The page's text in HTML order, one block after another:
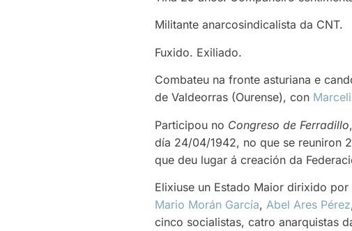
Militante anarcosindicalista da CNT.
Fuxido. Exiliado.
Combateu na fronte asturiana e
de Valdeorras (Ourense), con
Participou no Congreso de Ferradillo
día 24/04/1942, no que se reuniron
que deu lugar á creación da
Elixiuse un Estado Maior dirixido por
Mario Morán García, Abel Ares Pérez
cinco socialistas, catro anarquistas